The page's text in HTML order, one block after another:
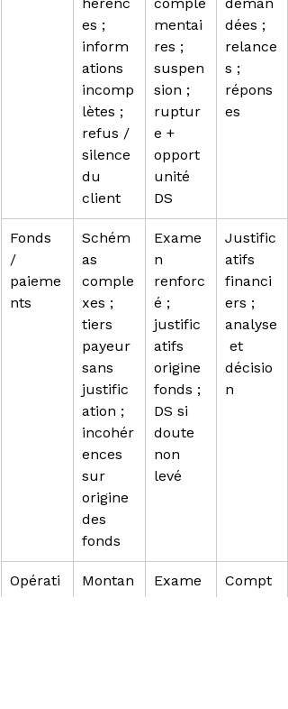
es ;
inform
ations
incomp
lètes ;
refus /
silence
du
client
mentai
res ;
suspen
sion ;
ruptur
e +
opport
unité
DS
dées ;
relance
s ;
répons
es
Fonds
/
paieme
nts
Schém
as
comple
xes ;
tiers
payeur
sans
justific
ation ;
incohér
ences
sur
origine
des
fonds
Exame
n
renforc
é ;
justific
atifs
origine
fonds ;
DS si
doute
non
levé
Justific
atifs
financi
ers ;
analyse
et
décisio
n
Opérati
Montan
Exame
Compt